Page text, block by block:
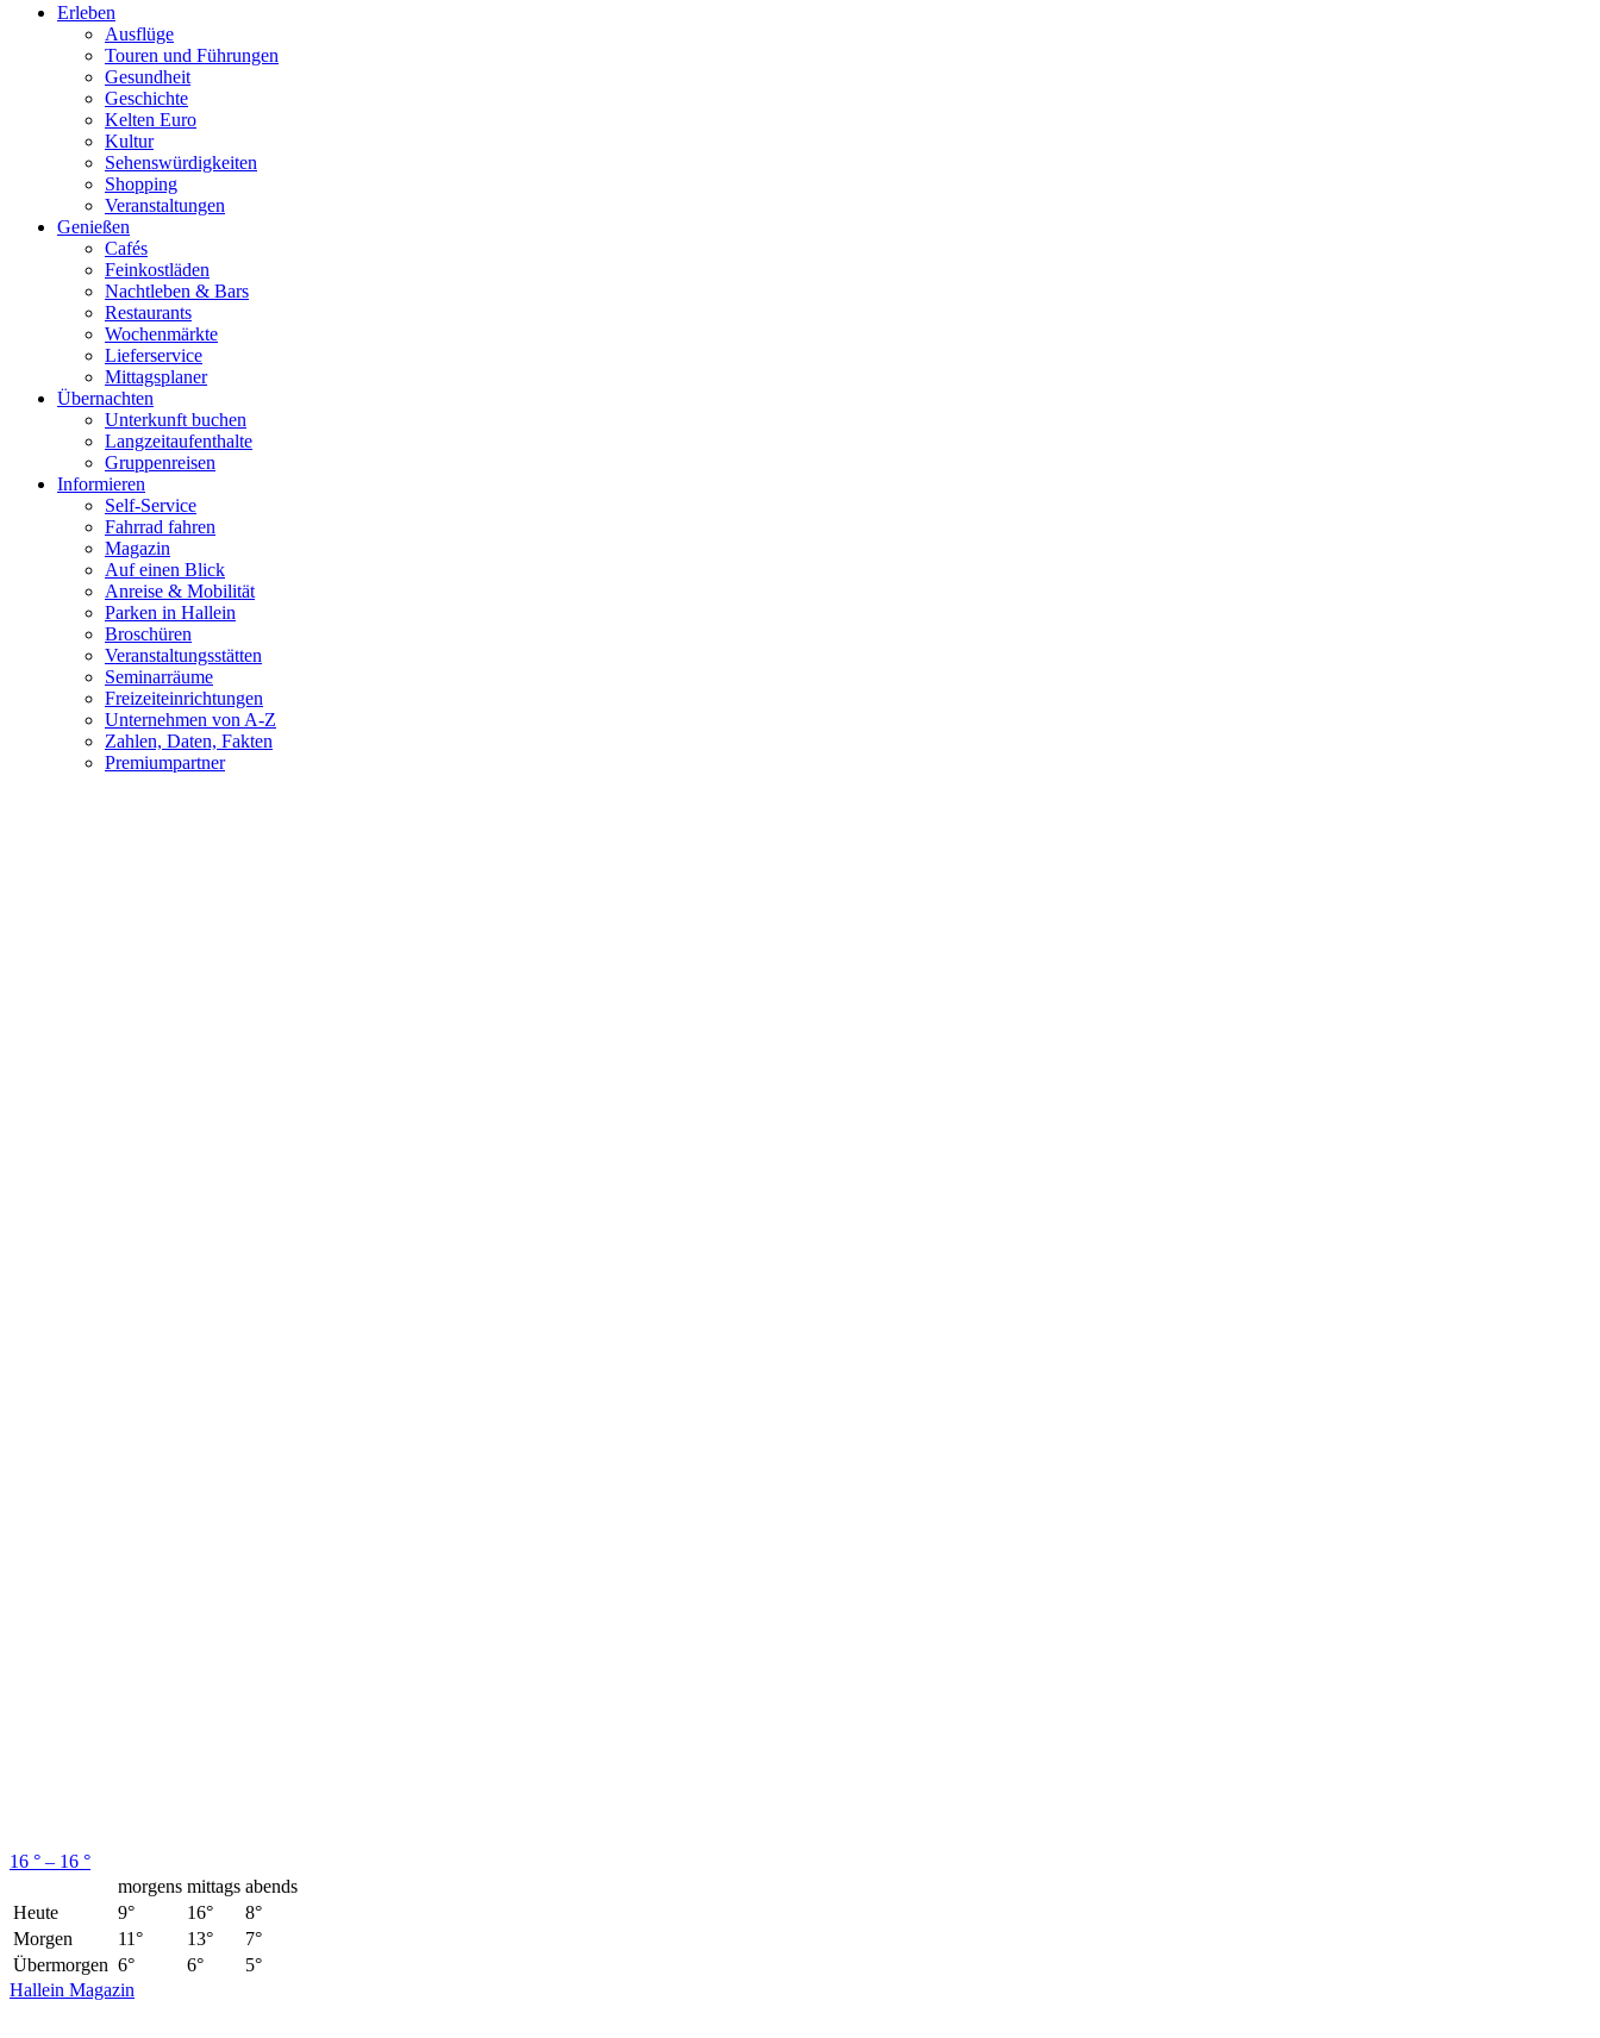
Erleben
Ausflüge
Touren und Führungen
Gesundheit
Geschichte
Kelten Euro
Kultur
Sehenswürdigkeiten
Shopping
Veranstaltungen
Genießen
Cafés
Feinkostläden
Nachtleben & Bars
Restaurants
Wochenmärkte
Lieferservice
Mittagsplaner
Übernachten
Unterkunft buchen
Langzeitaufenthalte
Gruppenreisen
Informieren
Self-Service
Fahrrad fahren
Magazin
Auf einen Blick
Anreise & Mobilität
Parken in Hallein
Broschüren
Veranstaltungsstätten
Seminarräume
Freizeiteinrichtungen
Unternehmen von A-Z
Zahlen, Daten, Fakten
Premiumpartner
16 ° – 16 °
morgens mittags abends
Heute
9° 16°
8°
Morgen
11° 13°
7°
Übermorgen 6° 6°
5°
Hallein Magazin